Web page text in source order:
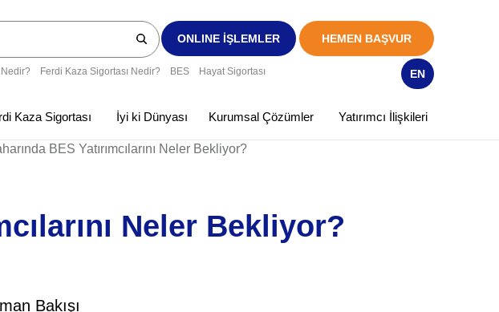
ONLINE İŞLEMLER HEMEN BAŞVUR
EN
Nedir? Ferdi Kaza Sigortası Nedir? BES Hayat Sigortası
Kaza Sigortası İyi ki Dünyası Kurumsal Çözümler Yatırımcı İlişkileri
BES Yatırımcılarını Neler Bekliyor?
Neler Bekliyor?
Bakışı